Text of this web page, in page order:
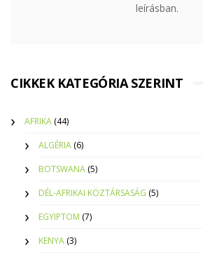
leírásban.
CIKKEK KATEGÓRIA SZERINT
AFRIKA (44)
ALGÉRIA (6)
BOTSWANA (5)
DÉL-AFRIKAI KÖZTÁRSASÁG (5)
EGYIPTOM (7)
KENYA (3)